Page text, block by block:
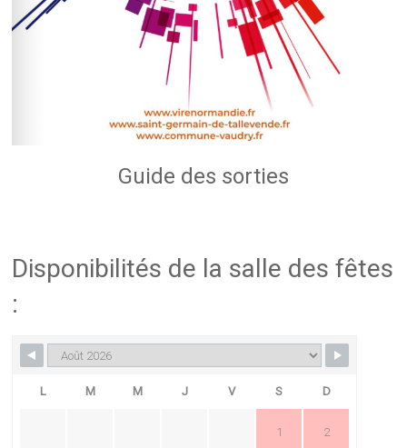
Guide des sorties
Disponibilités de la salle des fêtes
:
L M M J V S D
1 2